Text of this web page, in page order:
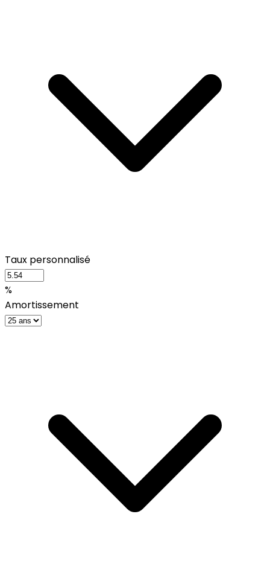
Taux personnalisé
%
Amortissement